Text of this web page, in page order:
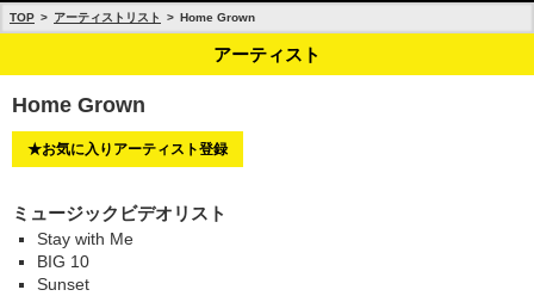
TOP アーティストリスト Home Grown
アーティスト
Home Grown
★お気に入りアーティスト登録
ミュージックビデオリスト
Stay with Me
BIG 10
Sunset